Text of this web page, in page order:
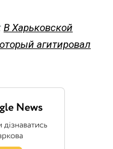
В Харьковской
агитировал